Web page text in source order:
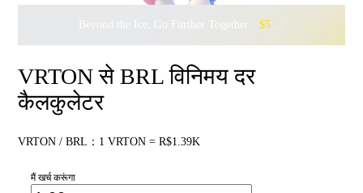
Beyond the Ice, Go Further Together · $500,000
VRTON से BRL विनिमय दर
कैलकुलेटर
VRTON / BRL：1 VRTON = R$1.39K
मैं खर्च करूंगा